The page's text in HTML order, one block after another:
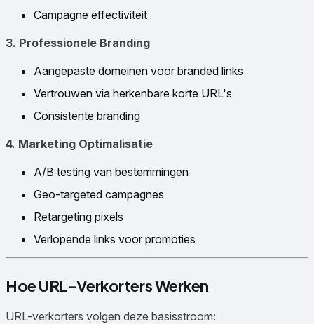
Campagne effectiviteit
3. Professionele Branding
Aangepaste domeinen voor branded links
Vertrouwen via herkenbare korte URL's
Consistente branding
4. Marketing Optimalisatie
A/B testing van bestemmingen
Geo-targeted campagnes
Retargeting pixels
Verlopende links voor promoties
Hoe URL-Verkorters Werken
URL-verkorters volgen deze basisstroom: